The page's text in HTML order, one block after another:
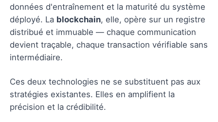
données d'entraînement et la maturité du système
déployé. La blockchain, elle, opère sur un registre
distribué et immuable — chaque communication
devient traçable, chaque transaction vérifiable sans
intermédiaire.
Ces deux technologies ne se substituent pas aux
stratégies existantes. Elles en amplifient la
précision et la crédibilité.